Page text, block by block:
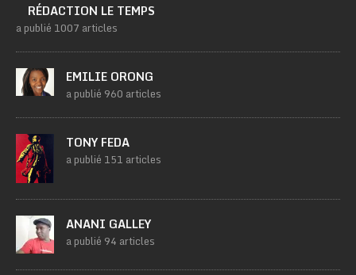
RÉDACTION LE TEMPS
a publié 1007 articles
EMILIE ORONG
a publié 960 articles
TONY FEDA
a publié 151 articles
ANANI GALLEY
a publié 94 articles